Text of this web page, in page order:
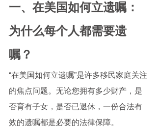
一、在美国如何立遗嘱：
为什么每个人都需要遗
嘱？
“在美国如何立遗嘱”是许多移民家庭关注
的焦点问题。无论您拥有多少财产，是
否育有子女，是否已退休，一份合法有
效的遗嘱都是必要的法律保障。